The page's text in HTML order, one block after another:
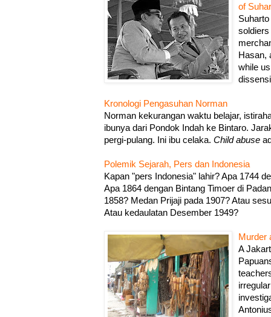
of
Hasan,
while
Kronologi Pengasuhan Norman
Norman kekurangan waktu belajar,
ibunya dari Pondok Indah ke Bintaro.
pergi-pulang. Ini ibu celaka. Child abuse
Polemik Sejarah, Pers dan Indonesia
Kapan "pers Indonesia" lahir? Apa 1744
Apa 1864 dengan Bintang Timoer di
1858? Medan Prijaji pada 1907? Atau
Atau kedaulatan Desember 1949?
Murder
A